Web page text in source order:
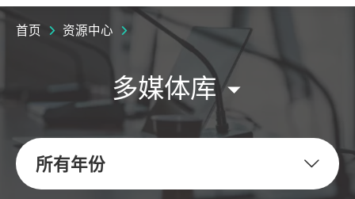
首页 资源中心
多媒体库
所有年份